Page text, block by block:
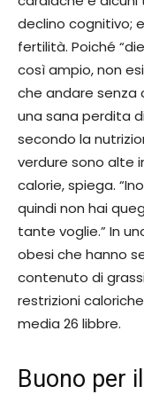
declino cognitivo;
fertilità. Poiché
così ampio, non
che andare
una sana perdita
secondo la
verdure sono alte
calorie, spiega.
quindi non hai
tante voglie.” In
obesi che hanno
contenuto di
restrizioni
media 26 libbre.
Buono per